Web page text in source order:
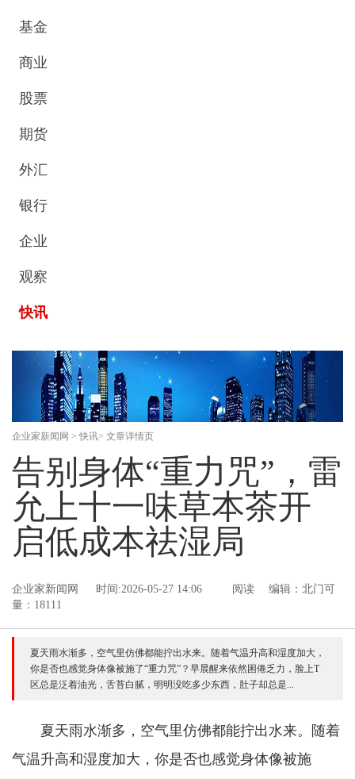
基金
商业
股票
期货
外汇
银行
企业
观察
快讯
企业家新闻网 > 快讯> 文章详情页
告别身体“重力咒”，雷
允上十一味草本茶开
启低成本祛湿局
企业家新闻网 时间:2026-05-27 14:06 编辑：北门可
阅读
量：18111
夏天雨水渐多，空气里仿佛都能拧出水来。随着气温升高和湿度加大，
你是否也感觉身体像被施了“重力咒”？早晨醒来依然困倦乏力，脸上T
区总是泛着油光，舌苔白腻，明明没吃多少东西，肚子却总是...
夏天雨水渐多，空气里仿佛都能拧出水来。随着
气温升高和湿度加大，你是否也感觉身体像被施